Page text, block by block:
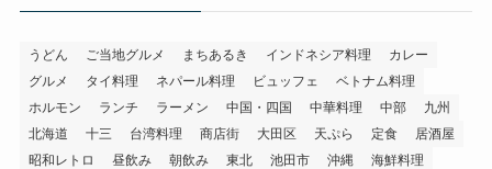
うどん ご当地グルメ まちあるき インドネシア料理
カレー
グルメ
タイ料理 ネパール料理 ビュッフェ
ベトナム料理
ホルモン
ランチ ラーメン 中国・四国 中華料理 中部
九州
北海道
十三 台湾料理 商店街 大田区 天ぷら 定食
居酒屋
昭和レトロ
昼飲み 朝飲み 東北 池田市 沖縄
海鮮料理